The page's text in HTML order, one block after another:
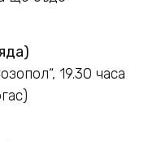
19.30 часа